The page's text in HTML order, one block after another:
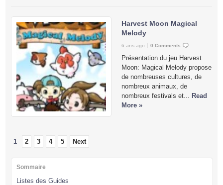
Harvest Moon Magical
Melody
6 ans ago 0 Comments
Présentation du jeu Harvest
Moon: Magical Melody propose
de nombreuses cultures, de
nombreux animaux, de
nombreux festivals et... Read
More »
1 2 3 4 5 Next
Sommaire
Listes des Guides